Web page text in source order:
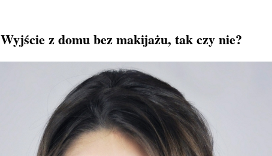
Wyjście z domu bez makijażu, tak czy nie?